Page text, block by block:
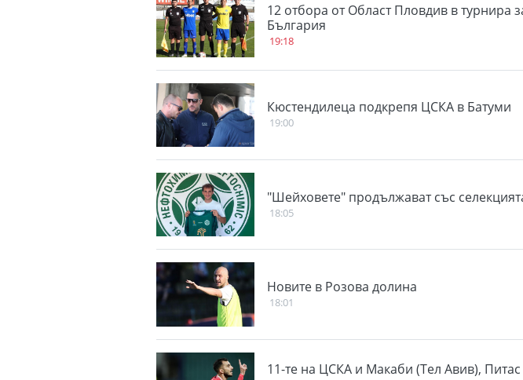
12 отбора от Област Пловдив в турнира
България
19:18
Кюстендилеца подкрепя ЦСКА в Батуми
19:00
"Шейховете" продължават със
18:05
Новите в Розова долина
18:01
11-те на ЦСКА и Макаби (Тел Авив),